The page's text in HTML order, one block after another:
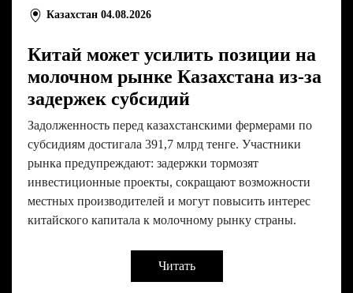
Казахстан 04.08.2026
Китай может усилить позиции на
молочном рынке Казахстана из-за
задержек субсидий
Задолженность перед казахстанскими фермерами по
субсидиям достигала 391,7 млрд тенге. Участники
рынка предупреждают: задержки тормозят
инвестиционные проекты, сокращают возможности
местных производителей и могут повысить интерес
китайского капитала к молочному рынку страны.
Читать